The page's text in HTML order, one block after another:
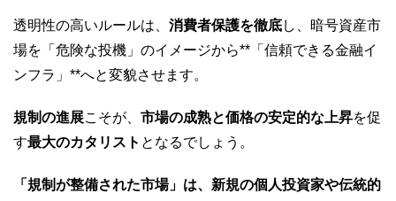
透明性の高いルールは、 消費者保護を徹底し、暗号資産市
場を「危険な投機」のイメージから**「信頼できる金融イ
ンフラ」**へと変貌させます。
規制の進展こそが、 市場の成熟と価格の安定的な上昇を促
す最大のカタリスト となるでしょう。
「規制が整備された市場」は、新規の個人投資家や伝統的